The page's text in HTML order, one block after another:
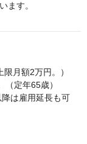
ます。
月額2万円。）
定年65歳）
は雇用延長も可